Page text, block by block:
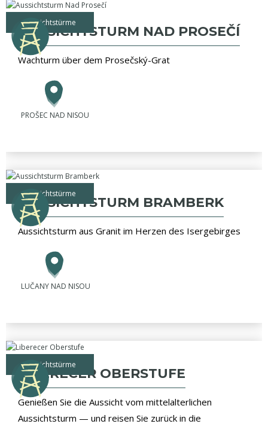
Aussichtstürme
AUSSICHTSTURM NAD PROSEČÍ
Wachturm über dem Prosečský-Grat
PROŠEC NAD NISOU
Aussichtstürme
AUSSICHTSTURM BRAMBERK
Aussichtsturm aus Granit im Herzen des Isergebirges
LUČANY NAD NISOU
Aussichtstürme
LIBERECER OBERSTUFE
Genießen Sie die Aussicht vom mittelalterlichen
Aussichtsturm — und reisen Sie zurück in die